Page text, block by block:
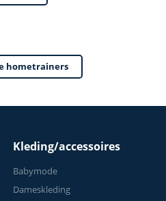
hometrainers
Kleding/accessoires
Babymode
Dameskleding